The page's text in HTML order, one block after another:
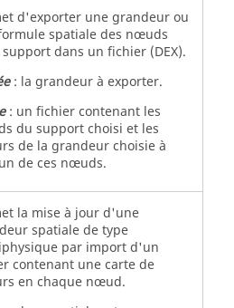
d'exporter une grandeur ou
spatiale des nœuds
dans un fichier (DEX).
: la grandeur à exporter.
: un fichier contenant les
du support choisi et les
de la grandeur choisie à
de ces nœuds.
la mise à jour d'une
spatiale de type
par import d'un
contenant une carte de
en chaque nœud.